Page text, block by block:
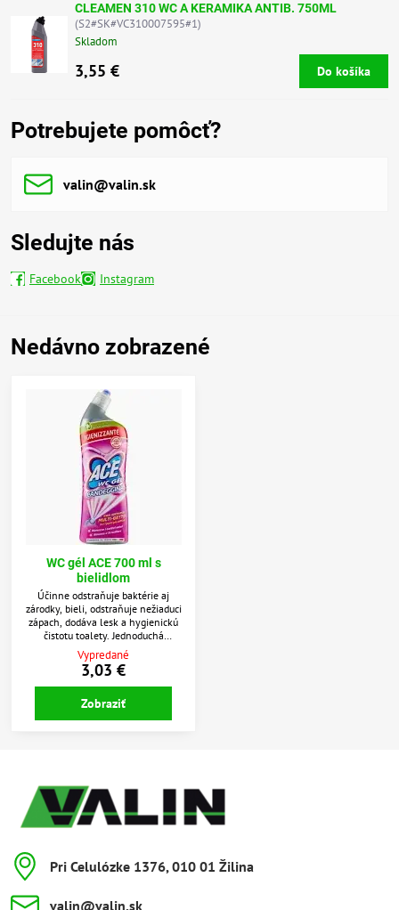
CLEAMEN 310 WC A KERAMIKA ANTIB. 750ML
(S2#SK#VC310007595#1)
Skladom
3,55 € Do košíka
Potrebujete pomôcť?
valin​@valin​.sk
Sledujte nás
Facebook Instagram
Nedávno zobrazené
WC gél ACE 700 ml s
bielidlom
Účinne odstraňuje baktérie aj
zárodky, bieli, odstraňuje nežiaduci
zápach, dodáva lesk a hygienickú
čistotu toalety. Jednoduchá
aplikácia vďaka vylepšenému
aplikátoru so šiestimi otvormi
pôsobí po celom obvode aj pod
okrajom toalety. Dezinfikuje,
odstraňuje baktérie aj zárodky, bieli
Vypredané
3,03 €
Zobraziť
Pri Celulózke 1376, 010 01 Žilina
valin​@valin​.sk